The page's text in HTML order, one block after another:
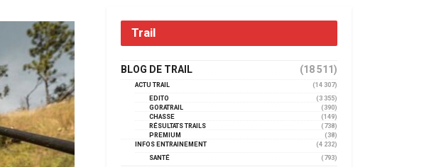
Trail
BLOG DE TRAIL (18 511)
ACTU TRAIL
(14 307)
EDITO
(3 355)
GORATRAIL
(390)
CHASSE
(149)
RÉSULTATS TRAILS
(738)
PREMIUM
(38)
INFOS ENTRAINEMENT
(4 232)
SANTÉ
(793)